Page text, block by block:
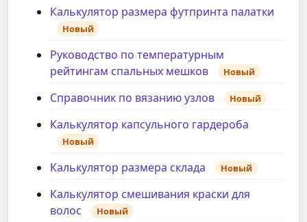
Калькулятор размера футпринта палатки
Новый
Руководство по температурным
рейтингам спальных мешков
Новый
Справочник по вязанию узлов Новый
Калькулятор капсульного гардероба
Новый
Калькулятор размера склада Новый
Калькулятор смешивания краски для
волос
Новый